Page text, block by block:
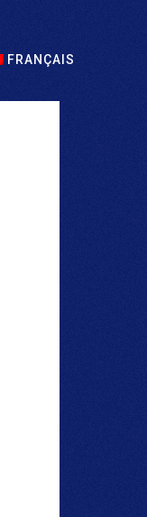
FRANÇAIS